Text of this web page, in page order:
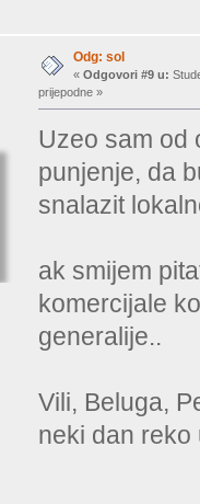
Odg: sol
« Odgovori #9 u:
prijepodne »
Uzeo sam od
punjenje, da
snalazit
ak smijem
komercijale
generalije..
Vili, Beluga,
neki dan reko